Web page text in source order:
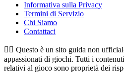
Informativa sulla Privacy
Termini di Servizio
Chi Siamo
Contattaci
👉🏻 Questo è un sito guida non
appassionati di giochi. Tutti i
relativi al gioco sono proprietà dei